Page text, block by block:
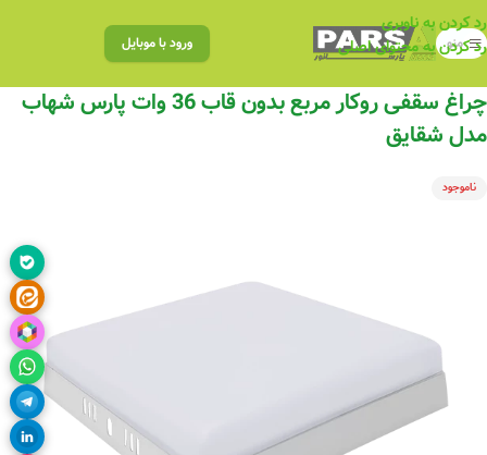
رد کردن به ناوبری
رد کردن به محتوای اصلی
منو ورود با موبایل
چراغ‌ سقفی روکار مربع بدون قاب 36 وات پارس شهاب
مدل شقایق
ناموجود